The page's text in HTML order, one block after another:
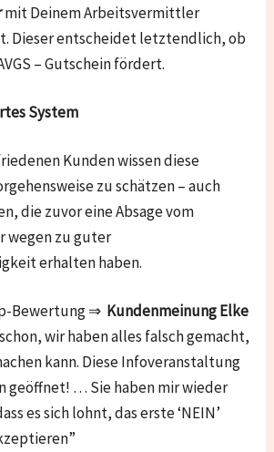
mit Deinem Arbeitsvermittler
Dieser entscheidet letztendlich, ob
– Gutschein fördert.
System
Kunden wissen diese
zu schätzen – auch
die zuvor eine Absage vom
wegen zu guter
erhalten haben.
Bewertung ⇒ Kundenmeinung Elke
wir haben alles falsch gemacht,
kann. Diese Infoveranstaltung
geöffnet! … Sie haben mir wieder
es sich lohnt, das erste ‘NEIN’